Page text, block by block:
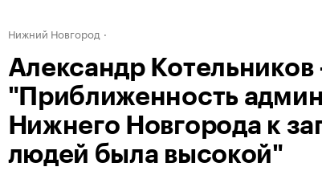
Нижний Новгород
Александр
"Приближенность
Нижнего Новгорода к
людей была высокой"